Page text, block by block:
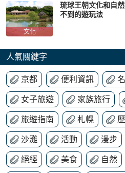
文化
琉球王朝文化和自
不到的遊玩法
人氣關鍵字
京都 便利資訊
女子旅遊 家族旅行
旅遊指南 札幌
沙灘 活動 漫步
絕經 美食 自然